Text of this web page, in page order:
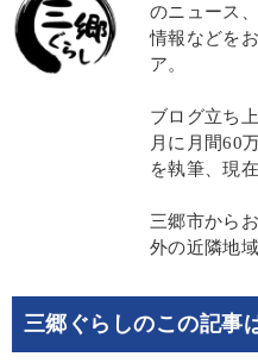
のニュース
情報などを
ア。
ブログ立ち
月に月間60
を執筆、現
三郷市から
外の近隣地
三郷ぐらしのこの記事